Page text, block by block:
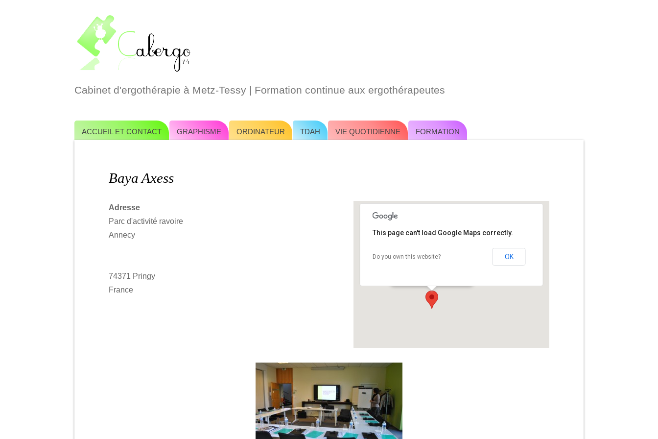
Cabinet d'ergothérapie à Metz-Tessy | Formation continue aux ergothérapeutes
Aller
au
contenu
ACCUEIL ET CONTACT GRAPHISME ORDINATEUR TDAH VIE QUOTIDIENNE FORMATION
Baya Axess
Baya Axess
This page can't load Google Maps correctly.
Do you own this website? OK
Adresse
Parc d'activité ravoire
Annecy
74371 Pringy
France